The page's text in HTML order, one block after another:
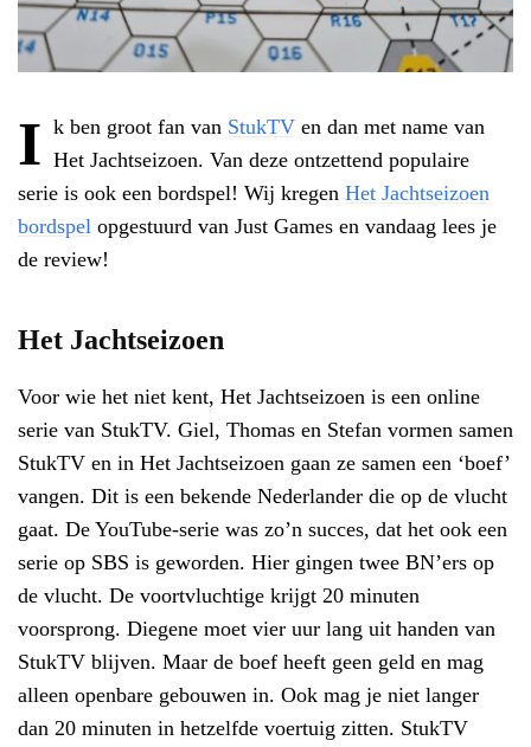
I k ben groot fan van StukTV en dan met name van
Het Jachtseizoen. Van deze ontzettend populaire
serie is ook een bordspel! Wij kregen Het Jachtseizoen
bordspel opgestuurd van Just Games en vandaag lees je
de review!
Het Jachtseizoen
Voor wie het niet kent, Het Jachtseizoen is een online
serie van StukTV. Giel, Thomas en Stefan vormen samen
StukTV en in Het Jachtseizoen gaan ze samen een ‘boef’
vangen. Dit is een bekende Nederlander die op de vlucht
gaat. De YouTube-serie was zo’n succes, dat het ook een
serie op SBS is geworden. Hier gingen twee BN’ers op
de vlucht. De voortvluchtige krijgt 20 minuten
voorsprong. Diegene moet vier uur lang uit handen van
StukTV blijven. Maar de boef heeft geen geld en mag
alleen openbare gebouwen in. Ook mag je niet langer
dan 20 minuten in hetzelfde voertuig zitten. StukTV